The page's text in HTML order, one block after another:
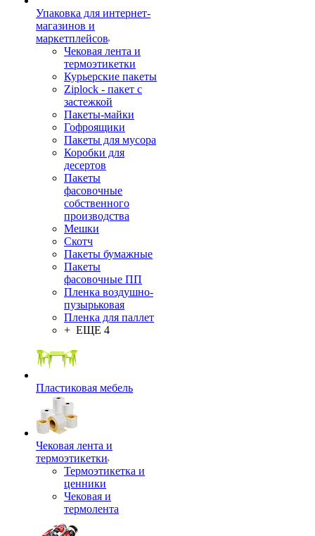
Упаковка для интернет-
магазинов и
маркетплейсов
Чековая лента и
термоэтикетки
Курьерские пакеты
Ziplock - пакет с
застежкой
Пакеты-майки
Гофроящики
Пакеты для мусора
Коробки для
десертов
Пакеты
фасовочные
собственного
производства
Мешки
Скотч
Пакеты бумажные
Пакеты
фасовочные ПП
Пленка воздушно-
пузырьковая
Пленка для паллет
+ ЕЩЕ 4
Пластиковая мебель
Чековая лента и
термоэтикетки
Термоэтикетка и
ценники
Чековая и
термолента